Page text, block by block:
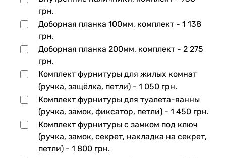
грн.
Доборная планка 100мм, комплект - 1 138
грн.
Доборная планка 200мм, комплект - 2 275
грн.
Комплект фурнитуры для жилых комнат
(ручка, защёлка, петли) - 1 050 грн.
Комплект фурнитуры для туалета-ванны
(ручка, замок, фиксатор, петли) - 1 450 грн.
Комплект фурнитуры с замком под ключ
(ручка, замок, секрет, накладка на секрет,
петли) - 1 800 грн.